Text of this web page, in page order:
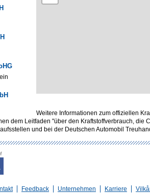
Weitere Informationen zum offiziellen
dem Leitfaden "über den Kraftstoffverbrauch,
und bei der Deutschen Automobil
Feedback Unternehmen Karriere